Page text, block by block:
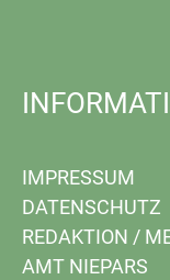
IMPRESSUM
DATENSCHUTZ
REDAKTION /
AMT NIEPARS